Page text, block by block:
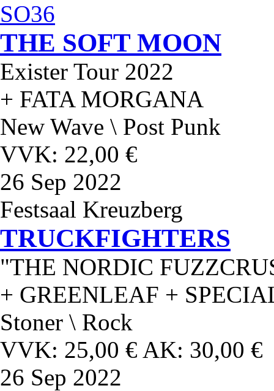
SO36
THE SOFT MOON
Exister Tour 2022
+ FATA MORGANA
New Wave \ Post Punk
VVK: 22,00 €
26 Sep 2022
Festsaal Kreuzberg
TRUCKFIGHTERS
"THE NORDIC
+ GREENLEAF +
Stoner \ Rock
VVK: 25,00 € AK: 30,00 €
26 Sep 2022